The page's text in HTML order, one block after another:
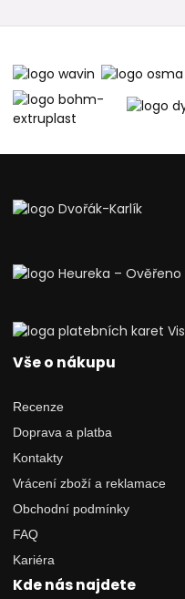
Vše o nákupu
Recenze
Doprava a platba
Kontakty
Vrácení zboží a reklamace
Obchodní podmínky
FAQ
Kariéra
Kde nás najdete